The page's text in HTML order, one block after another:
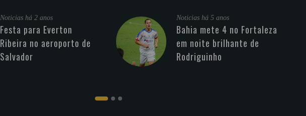
Noticias há 2 anos
Festa para Everton
Ribeira no aeroporto de
Salvador
Noticias há 5 anos
Bahia mete 4 no Fortaleza
em noite brilhante de
Rodriguinho